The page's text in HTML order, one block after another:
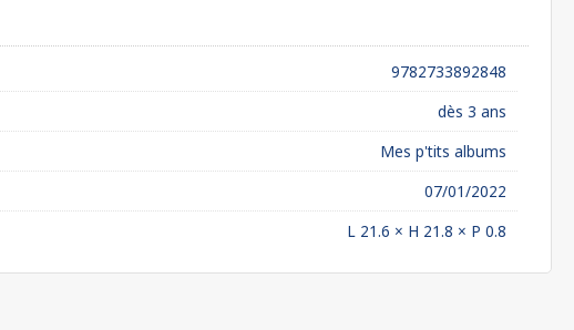
9782733892848
dès 3 ans
Mes p'tits albums
07/01/2022
L 21.6 × H 21.8 × P 0.8